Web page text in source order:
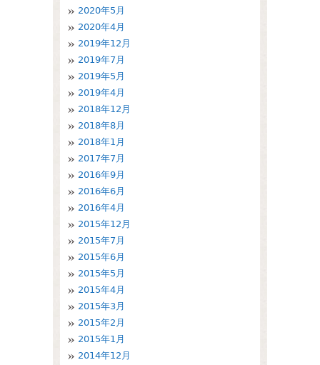
2020年5月
2020年4月
2019年12月
2019年7月
2019年5月
2019年4月
2018年12月
2018年8月
2018年1月
2017年7月
2016年9月
2016年6月
2016年4月
2015年12月
2015年7月
2015年6月
2015年5月
2015年4月
2015年3月
2015年2月
2015年1月
2014年12月